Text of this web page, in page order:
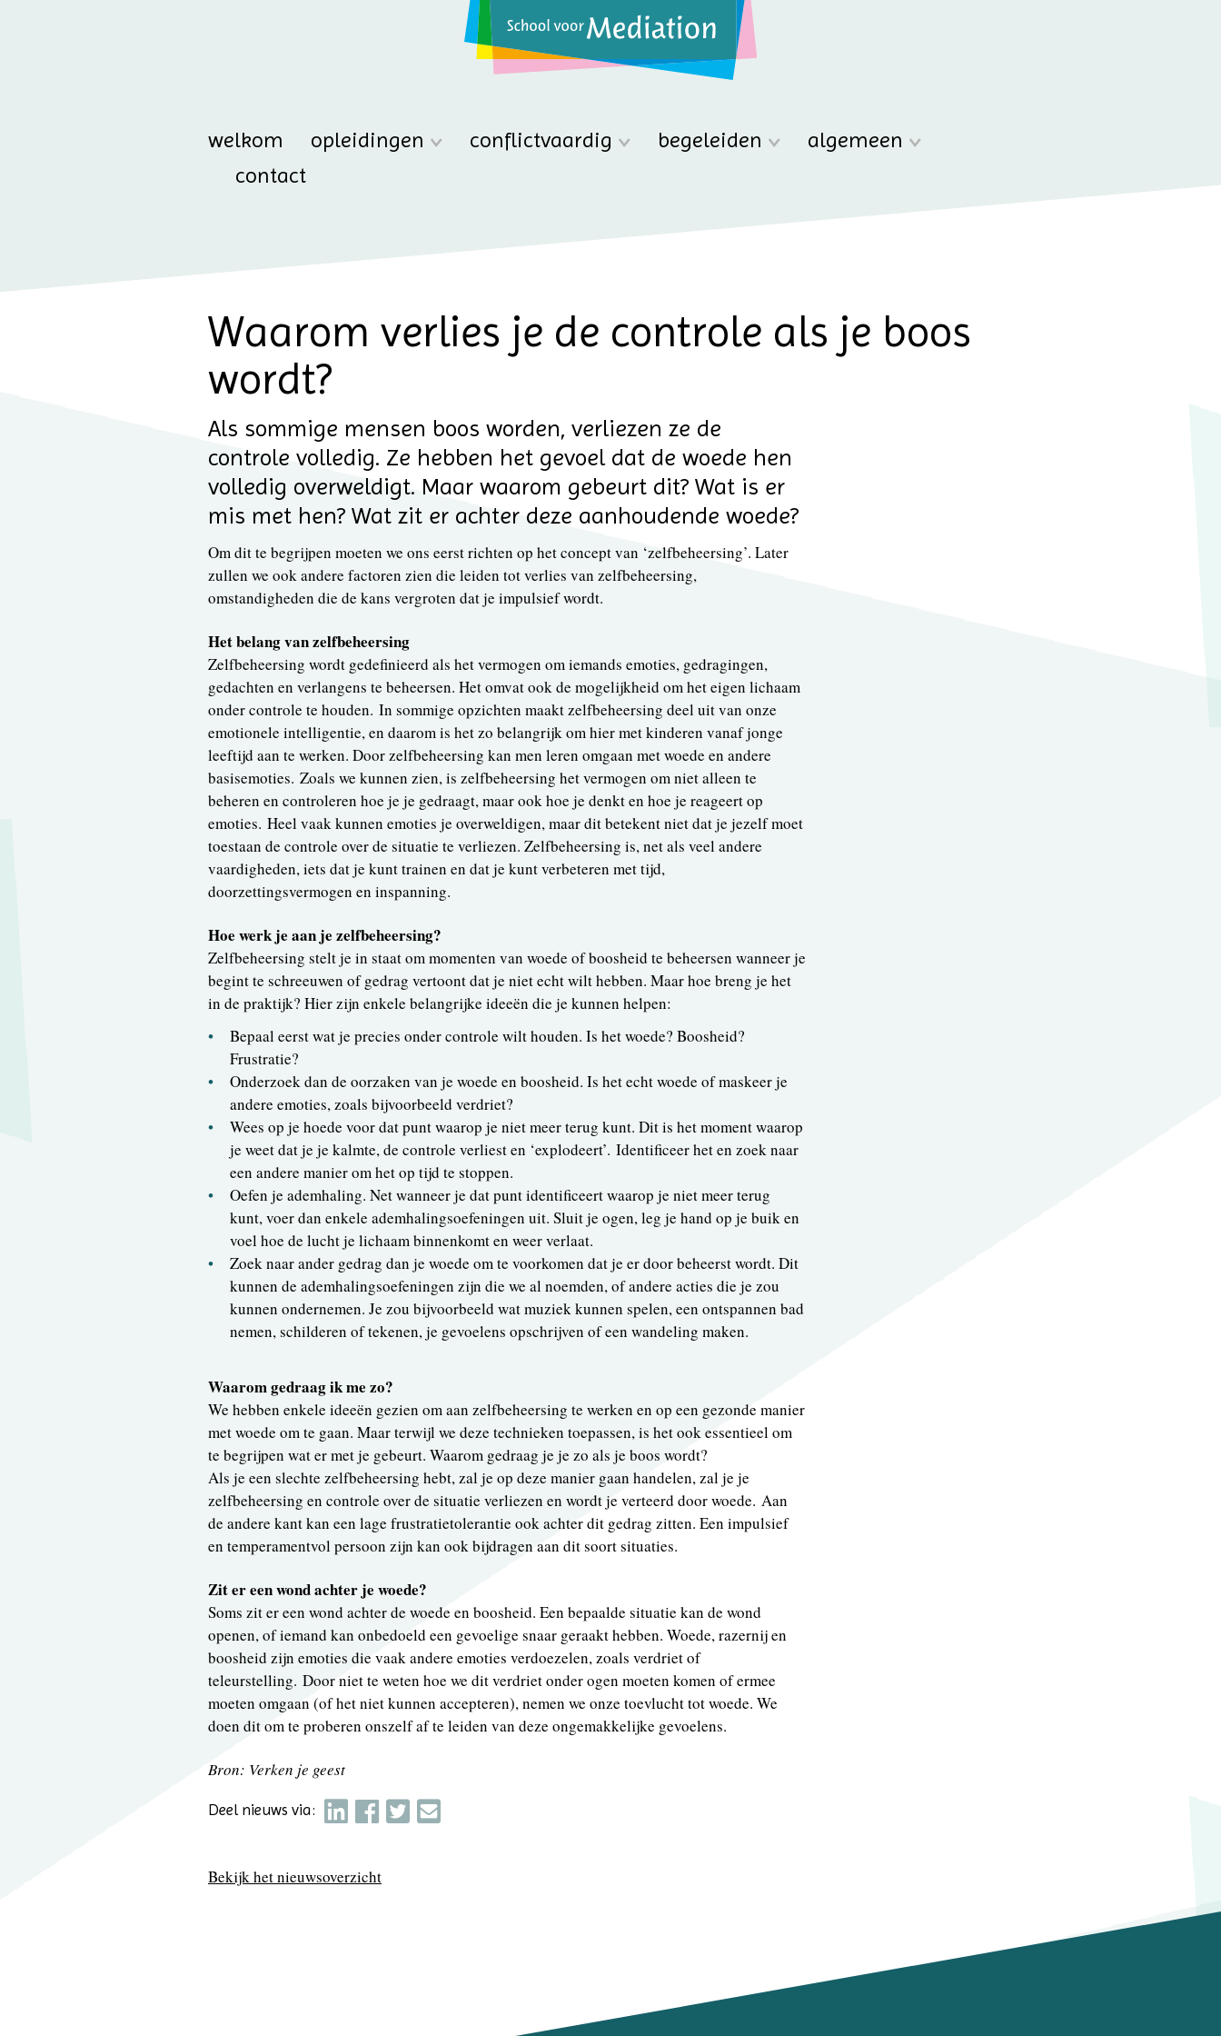
welkom opleidingen conflictvaardig begeleiden
algemeen
contact
Waarom verlies je de controle als je boos
wordt?
Als sommige mensen boos worden, verliezen ze de
controle volledig. Ze hebben het gevoel dat de woede hen
volledig overweldigt. Maar waarom gebeurt dit? Wat is er
mis met hen? Wat zit er achter deze aanhoudende woede?
Om dit te begrijpen moeten we ons eerst richten op het concept van ‘zelfbeheersing’. Later
zullen we ook andere factoren zien die leiden tot verlies van zelfbeheersing,
omstandigheden die de kans vergroten dat je impulsief wordt.
Het belang van zelfbeheersing
Zelfbeheersing wordt gedefinieerd als het vermogen om iemands emoties, gedragingen,
gedachten en verlangens te beheersen. Het omvat ook de mogelijkheid om het eigen lichaam
onder controle te houden. In sommige opzichten maakt zelfbeheersing deel uit van onze
emotionele intelligentie, en daarom is het zo belangrijk om hier met kinderen vanaf jonge
leeftijd aan te werken. Door zelfbeheersing kan men leren omgaan met woede en andere
basisemoties. Zoals we kunnen zien, is zelfbeheersing het vermogen om niet alleen te
beheren en controleren hoe je je gedraagt, maar ook hoe je denkt en hoe je reageert op
emoties. Heel vaak kunnen emoties je overweldigen, maar dit betekent niet dat je jezelf moet
toestaan de controle over de situatie te verliezen. Zelfbeheersing is, net als veel andere
vaardigheden, iets dat je kunt trainen en dat je kunt verbeteren met tijd,
doorzettingsvermogen en inspanning.
Hoe werk je aan je zelfbeheersing?
Zelfbeheersing stelt je in staat om momenten van woede of boosheid te beheersen wanneer je
begint te schreeuwen of gedrag vertoont dat je niet echt wilt hebben. Maar hoe breng je het
in de praktijk? Hier zijn enkele belangrijke ideeën die je kunnen helpen:
Bepaal eerst wat je precies onder controle wilt houden. Is het woede? Boosheid?
Frustratie?
Onderzoek dan de oorzaken van je woede en boosheid. Is het echt woede of maskeer je
andere emoties, zoals bijvoorbeeld verdriet?
Wees op je hoede voor dat punt waarop je niet meer terug kunt. Dit is het moment waarop
je weet dat je je kalmte, de controle verliest en ‘explodeert’. Identificeer het en zoek naar
een andere manier om het op tijd te stoppen.
Oefen je ademhaling. Net wanneer je dat punt identificeert waarop je niet meer terug
kunt, voer dan enkele ademhalingsoefeningen uit. Sluit je ogen, leg je hand op je buik en
voel hoe de lucht je lichaam binnenkomt en weer verlaat.
Zoek naar ander gedrag dan je woede om te voorkomen dat je er door beheerst wordt. Dit
kunnen de ademhalingsoefeningen zijn die we al noemden, of andere acties die je zou
kunnen ondernemen. Je zou bijvoorbeeld wat muziek kunnen spelen, een ontspannen bad
nemen, schilderen of tekenen, je gevoelens opschrijven of een wandeling maken.
Waarom gedraag ik me zo?
We hebben enkele ideeën gezien om aan zelfbeheersing te werken en op een gezonde manier
met woede om te gaan. Maar terwijl we deze technieken toepassen, is het ook essentieel om
te begrijpen wat er met je gebeurt. Waarom gedraag je je zo als je boos wordt?
Als je een slechte zelfbeheersing hebt, zal je op deze manier gaan handelen, zal je je
zelfbeheersing en controle over de situatie verliezen en wordt je verteerd door woede. Aan
de andere kant kan een lage frustratietolerantie ook achter dit gedrag zitten. Een impulsief
en temperamentvol persoon zijn kan ook bijdragen aan dit soort situaties.
Zit er een wond achter je woede?
Soms zit er een wond achter de woede en boosheid. Een bepaalde situatie kan de wond
openen, of iemand kan onbedoeld een gevoelige snaar geraakt hebben. Woede, razernij en
boosheid zijn emoties die vaak andere emoties verdoezelen, zoals verdriet of
teleurstelling. Door niet te weten hoe we dit verdriet onder ogen moeten komen of ermee
moeten omgaan (of het niet kunnen accepteren), nemen we onze toevlucht tot woede. We
doen dit om te proberen onszelf af te leiden van deze ongemakkelijke gevoelens.
Bron: Verken je geest
Deel nieuws via:
Bekijk het nieuwsoverzicht